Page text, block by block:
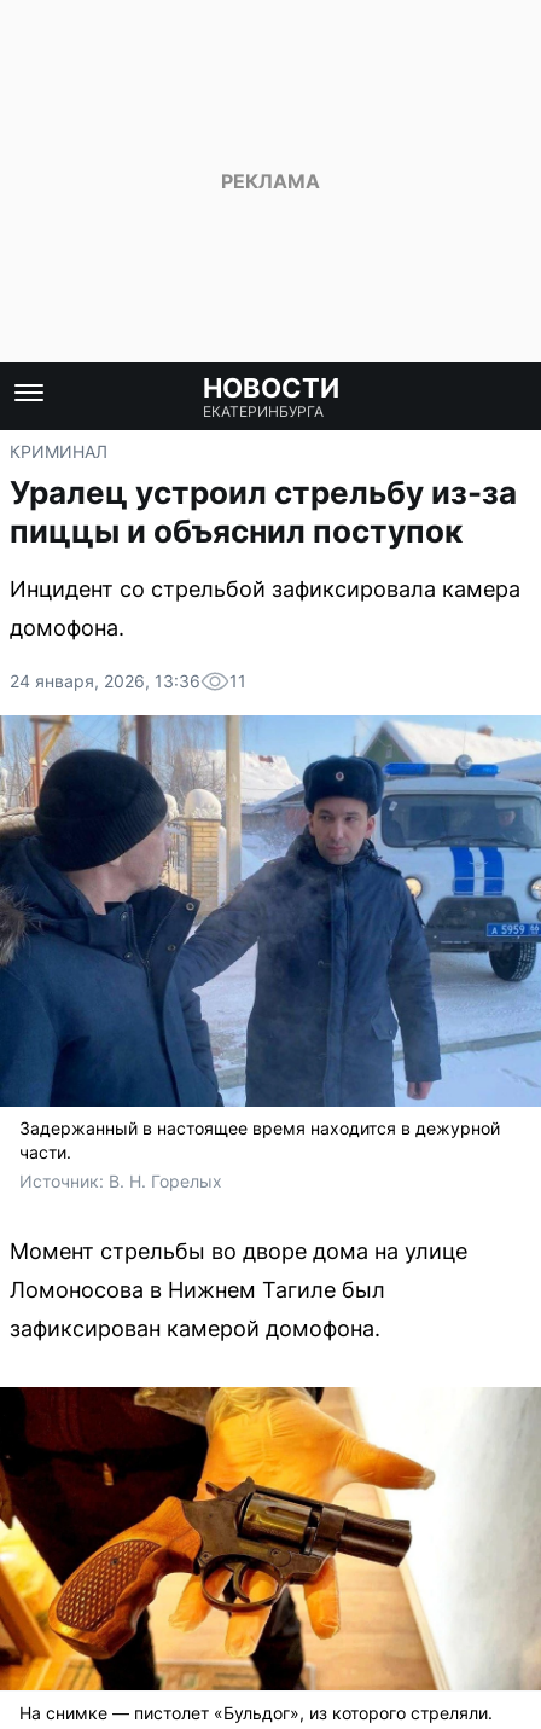
НОВОСТИ
ЕКАТЕРИНБУРГА
КРИМИНАЛ
Уралец устроил стрельбу из-за
пиццы и объяснил поступок
Инцидент со стрельбой зафиксировала камера
домофона.
24 января, 2026, 13:36 11
Задержанный в настоящее время находится в дежурной
части.
Источник: В. Н. Горелых
Момент стрельбы во дворе дома на улице
Ломоносова в Нижнем Тагиле был
зафиксирован камерой домофона.
На снимке — пистолет «Бульдог», из которого стреляли.